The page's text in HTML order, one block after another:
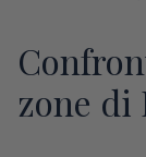
zone di